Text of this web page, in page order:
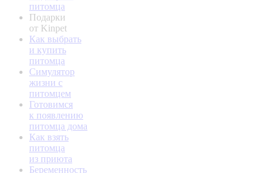
питомца
Подарки
от Kinpet
Как выбрать
и купить
питомца
Симулятор
жизни с
питомцем
Готовимся
к появлению
питомца дома
Как взять
питомца
из приюта
Беременность